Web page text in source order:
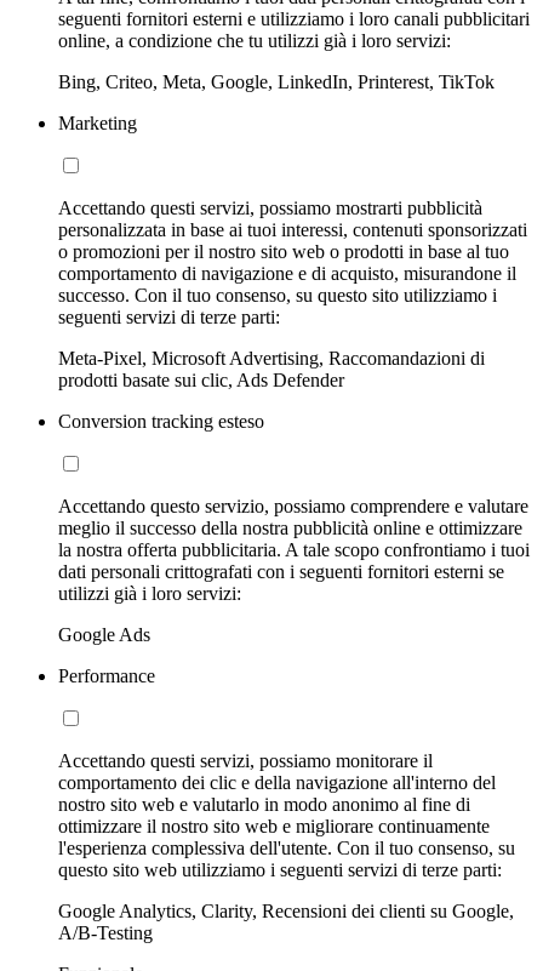
seguenti fornitori esterni e utilizziamo i loro canali pubblicitari
online, a condizione che tu utilizzi già i loro servizi:
Bing, Criteo, Meta, Google, LinkedIn, Printerest, TikTok
Marketing
Accettando questi servizi, possiamo mostrarti pubblicità
personalizzata in base ai tuoi interessi, contenuti sponsorizzati
o promozioni per il nostro sito web o prodotti in base al tuo
comportamento di navigazione e di acquisto, misurandone il
successo. Con il tuo consenso, su questo sito utilizziamo i
seguenti servizi di terze parti:
Meta-Pixel, Microsoft Advertising, Raccomandazioni di
prodotti basate sui clic, Ads Defender
Conversion tracking esteso
Accettando questo servizio, possiamo comprendere e valutare
meglio il successo della nostra pubblicità online e ottimizzare
la nostra offerta pubblicitaria. A tale scopo confrontiamo i tuoi
dati personali crittografati con i seguenti fornitori esterni se
utilizzi già i loro servizi:
Google Ads
Performance
Accettando questi servizi, possiamo monitorare il
comportamento dei clic e della navigazione all'interno del
nostro sito web e valutarlo in modo anonimo al fine di
ottimizzare il nostro sito web e migliorare continuamente
l'esperienza complessiva dell'utente. Con il tuo consenso, su
questo sito web utilizziamo i seguenti servizi di terze parti:
Google Analytics, Clarity, Recensioni dei clienti su Google,
A/B-Testing